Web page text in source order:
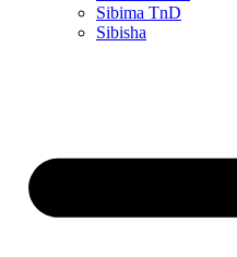
Sibima TnD
Sibisha